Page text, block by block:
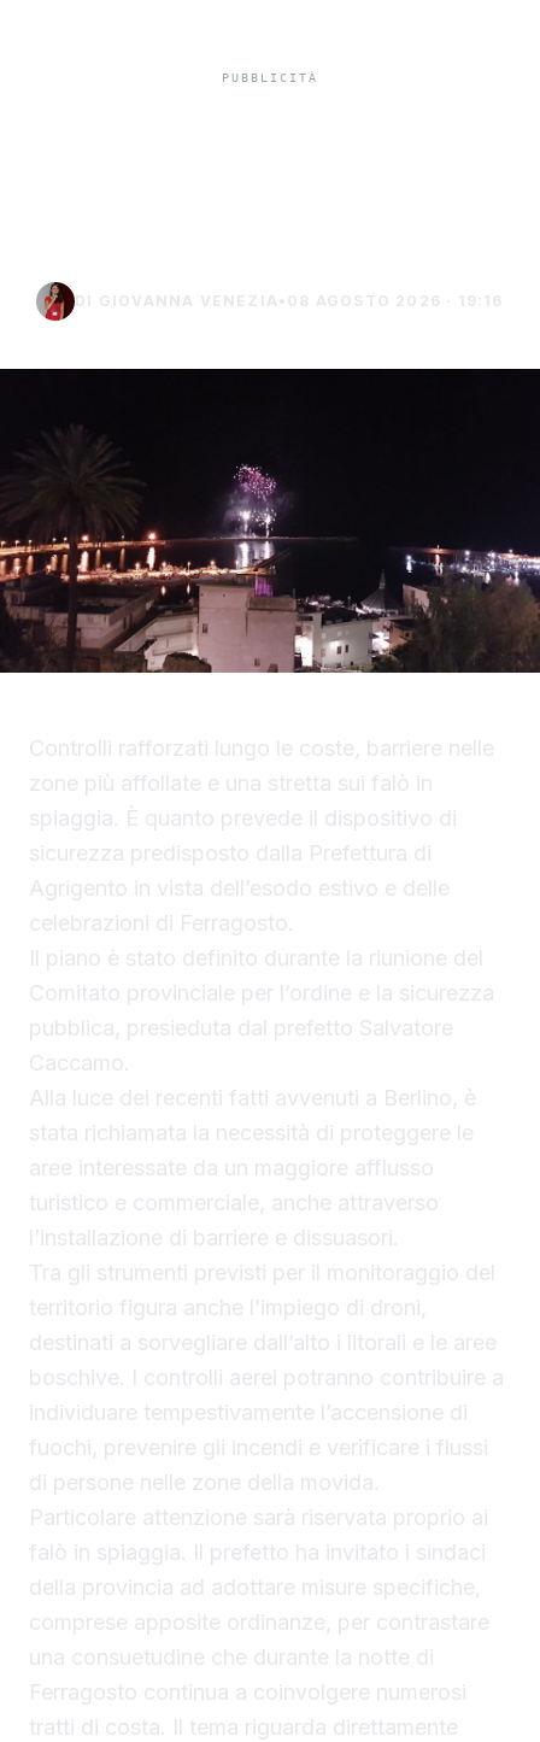
DI GIOVANNA VENEZIA • 08 AGOSTO 2026 · 19:16
Controlli rafforzati lungo le coste, barriere nelle
zone più affollate e una stretta sui falò in
spiaggia. È quanto prevede il dispositivo di
sicurezza predisposto dalla Prefettura di
Agrigento in vista dell’esodo estivo e delle
celebrazioni di Ferragosto.
Il piano è stato definito durante la riunione del
Comitato provinciale per l’ordine e la sicurezza
pubblica, presieduta dal prefetto Salvatore
Caccamo.
Alla luce dei recenti fatti avvenuti a Berlino, è
stata richiamata la necessità di proteggere le
aree interessate da un maggiore afflusso
turistico e commerciale, anche attraverso
l’installazione di barriere e dissuasori.
Tra gli strumenti previsti per il monitoraggio del
territorio figura anche l’impiego di droni,
destinati a sorvegliare dall’alto i litorali e le aree
boschive. I controlli aerei potranno contribuire a
individuare tempestivamente l’accensione di
fuochi, prevenire gli incendi e verificare i flussi
di persone nelle zone della movida.
Particolare attenzione sarà riservata proprio ai
falò in spiaggia. Il prefetto ha invitato i sindaci
della provincia ad adottare misure specifiche,
comprese apposite ordinanze, per contrastare
una consuetudine che durante la notte di
Ferragosto continua a coinvolgere numerosi
tratti di costa. Il tema riguarda direttamente